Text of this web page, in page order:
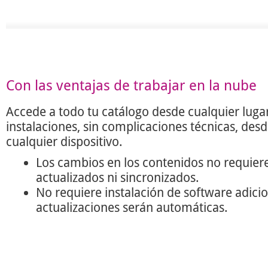
Con las ventajas de trabajar en la nube
Accede a todo tu catálogo desde cualquier
instalaciones, sin complicaciones técnicas,
cualquier dispositivo.
Los cambios en los contenidos no
actualizados ni sincronizados.
No requiere instalación de software
actualizaciones serán automáticas.